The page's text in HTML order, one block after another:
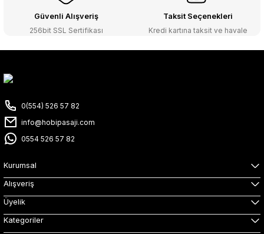
Güvenli Alışveriş
256bit SSL Sertifikası
Taksit Seçenekleri
Kredi kartına taksit ve havale
0(554) 526 57 82
info@hobipasaji.com
0554 526 57 82
Kurumsal
Alışveriş
Üyelik
Kategoriler